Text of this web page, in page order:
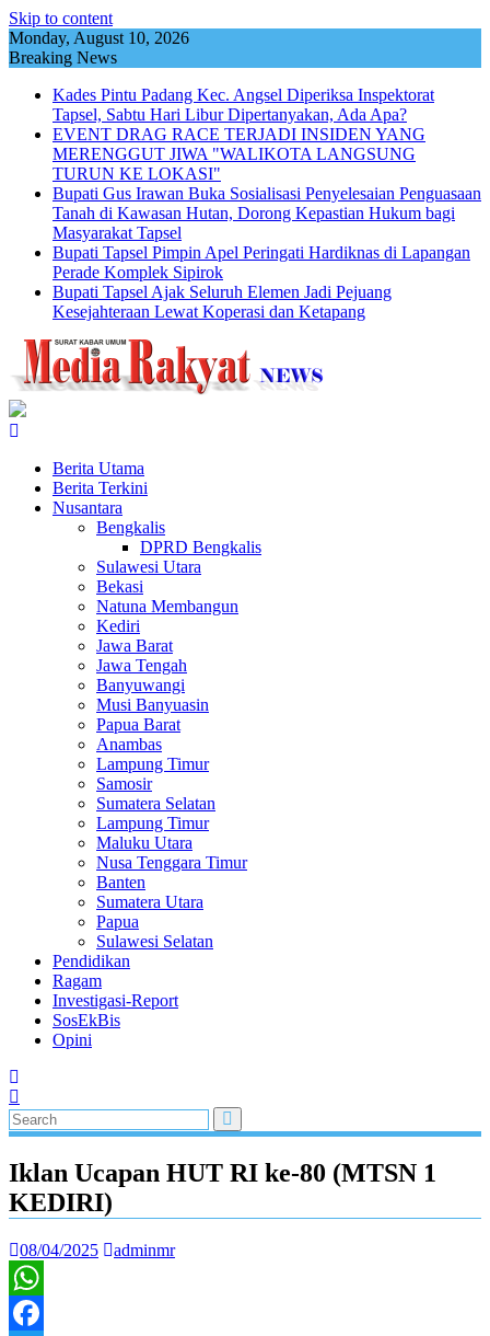
Skip to content
Monday, August 10, 2026
Breaking News
Kades Pintu Padang Kec. Angsel Diperiksa Inspektorat
Tapsel, Sabtu Hari Libur Dipertanyakan, Ada Apa?
EVENT DRAG RACE TERJADI INSIDEN YANG
MERENGGUT JIWA "WALIKOTA LANGSUNG
TURUN KE LOKASI"
Bupati Gus Irawan Buka Sosialisasi Penyelesaian Penguasaan
Tanah di Kawasan Hutan, Dorong Kepastian Hukum bagi
Masyarakat Tapsel
Bupati Tapsel Pimpin Apel Peringati Hardiknas di Lapangan
Perade Komplek Sipirok
Bupati Tapsel Ajak Seluruh Elemen Jadi Pejuang
Kesejahteraan Lewat Koperasi dan Ketapang
Berita Utama
Berita Terkini
Nusantara
Bengkalis
DPRD Bengkalis
Sulawesi Utara
Bekasi
Natuna Membangun
Kediri
Jawa Barat
Jawa Tengah
Banyuwangi
Musi Banyuasin
Papua Barat
Anambas
Lampung Timur
Samosir
Sumatera Selatan
Lampung Timur
Maluku Utara
Nusa Tenggara Timur
Banten
Sumatera Utara
Papua
Sulawesi Selatan
Pendidikan
Ragam
Investigasi-Report
SosEkBis
Opini
Iklan Ucapan HUT RI ke-80 (MTSN 1
KEDIRI)
08/04/2025 adminmr
WhatsApp